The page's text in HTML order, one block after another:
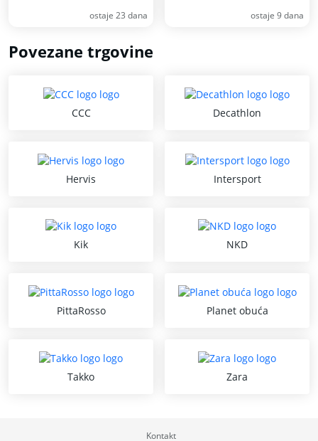
ostaje 23 dana ostaje 9 dana
Povezane trgovine
CCC Decathlon
Hervis Intersport
Kik NKD
PittaRosso Planet obuća
Takko Zara
Kontakt